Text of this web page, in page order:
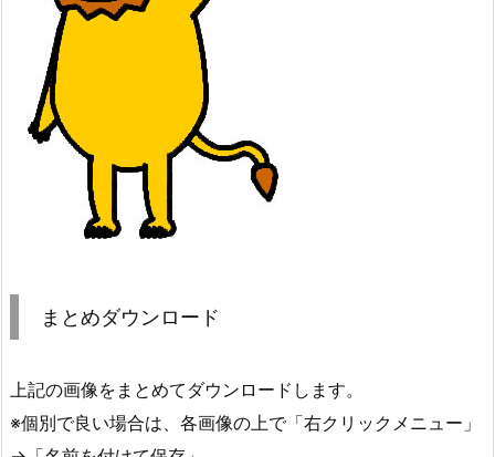
まとめダウンロード
上記の画像をまとめてダウンロードします。
※個別で良い場合は、各画像の上で「右クリックメニュー」